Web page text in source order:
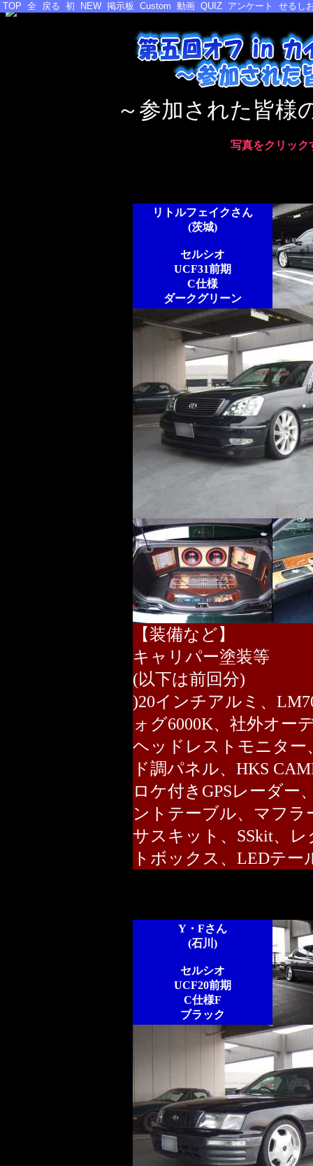
TOP 全 戻る 初 NEW 掲示板 Custom 動画 QUIZ アンケート せるし
～参加された皆様
写真をクリック
リトルフェイクさん
(茨城)
セルシオ
UCF31前期
C仕様
ダークグリーン
【装備など】
キャリパー塗装等
(以下は前回分)
)20インチアルミ、
ォグ6000K、社外オー
ヘッドレストモニタ
ド調パネル、HKS
ロケ付きGPSレーダー
ントテーブル、マフ
サスキット、SSkit、
トボックス、LEDテー
Y・Fさん
(石川)
セルシオ
UCF20前期
C仕様F
ブラック